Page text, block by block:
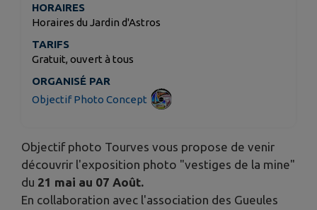
HORAIRES
Horaires du Jardin d'Astros
TARIFS
Gratuit, ouvert à tous
ORGANISÉ PAR
Objectif Photo Concept
Objectif photo Tourves vous propose de venir
découvrir l'exposition photo "vestiges de la mine"
du 21 mai au 07 Août.
En collaboration avec l'association des Gueules